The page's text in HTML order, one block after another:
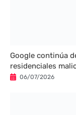
Google continúa
residenciales
06/07/2026